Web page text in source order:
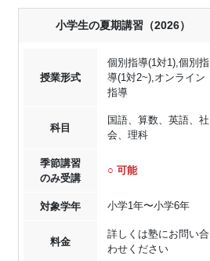
小学生の夏期講習（2026）
授業形式
個別指導(1対1),個別指
導(1対2~),オンライン
指導
科目
国語、算数、英語、社
会、理科
季節講習
のみ受講
○ 可能
対象学年 小学1年〜小学6年
料金
詳しくは塾にお問い合
わせください